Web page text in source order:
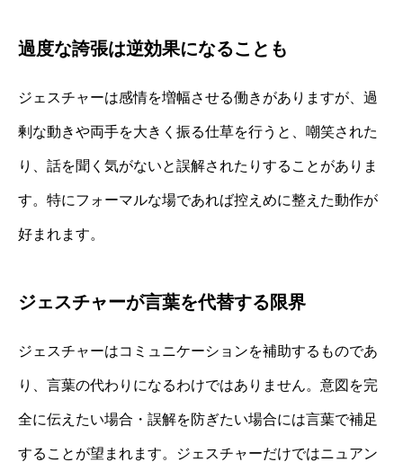
過度な誇張は逆効果になることも
ジェスチャーは感情を増幅させる働きがありますが、過
剰な動きや両手を大きく振る仕草を行うと、嘲笑された
り、話を聞く気がないと誤解されたりすることがありま
す。特にフォーマルな場であれば控えめに整えた動作が
好まれます。
ジェスチャーが言葉を代替する限界
ジェスチャーはコミュニケーションを補助するものであ
り、言葉の代わりになるわけではありません。意図を完
全に伝えたい場合・誤解を防ぎたい場合には言葉で補足
することが望まれます。ジェスチャーだけではニュアン